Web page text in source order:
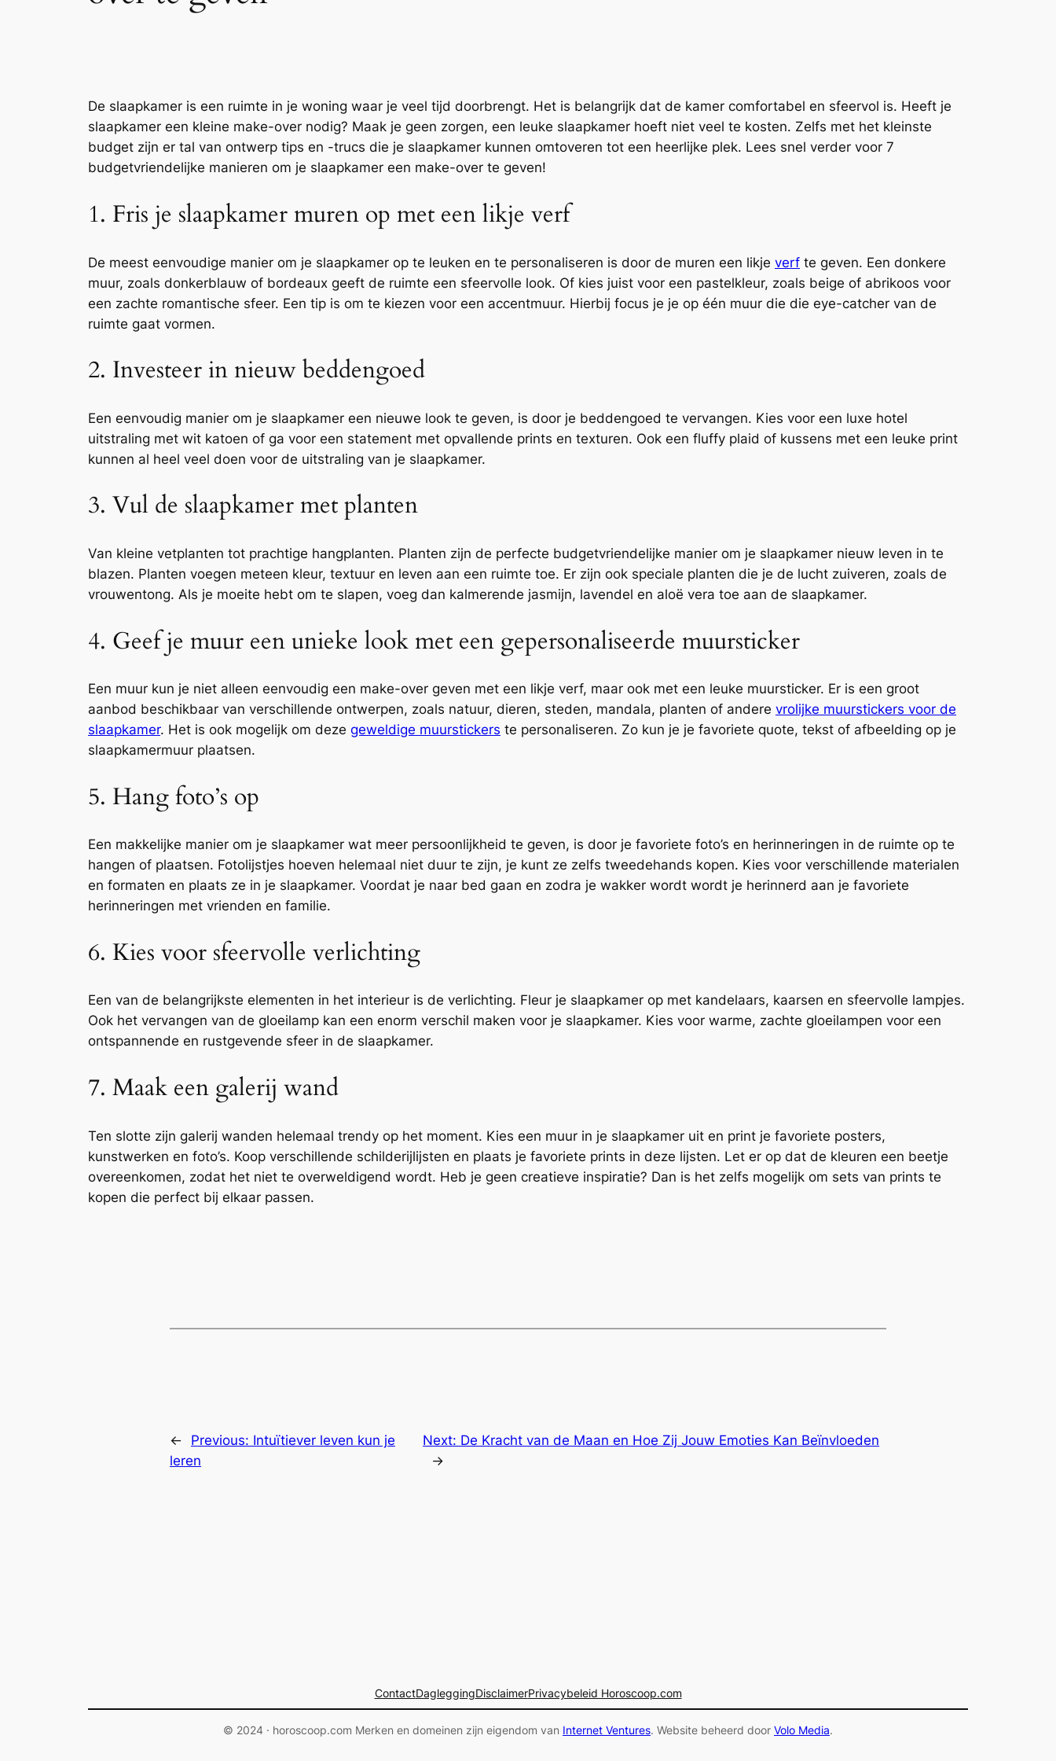
De slaapkamer is een ruimte in je woning waar je veel tijd doorbrengt. Het is belangrijk dat de kamer comfortabel en sfeervol is. Heeft je
slaapkamer een kleine make-over nodig? Maak je geen zorgen, een leuke slaapkamer hoeft niet veel te kosten. Zelfs met het kleinste
budget zijn er tal van ontwerp tips en -trucs die je slaapkamer kunnen omtoveren tot een heerlijke plek. Lees snel verder voor 7
budgetvriendelijke manieren om je slaapkamer een make-over te geven!
1. Fris je slaapkamer muren op met een likje verf
De meest eenvoudige manier om je slaapkamer op te leuken en te personaliseren is door de muren een likje verf te geven. Een donkere
muur, zoals donkerblauw of bordeaux geeft de ruimte een sfeervolle look. Of kies juist voor een pastelkleur, zoals beige of abrikoos voor
een zachte romantische sfeer. Een tip is om te kiezen voor een accentmuur. Hierbij focus je je op één muur die die eye-catcher van de
ruimte gaat vormen.
2. Investeer in nieuw beddengoed
Een eenvoudig manier om je slaapkamer een nieuwe look te geven, is door je beddengoed te vervangen. Kies voor een luxe hotel
uitstraling met wit katoen of ga voor een statement met opvallende prints en texturen. Ook een fluffy plaid of kussens met een leuke print
kunnen al heel veel doen voor de uitstraling van je slaapkamer.
3. Vul de slaapkamer met planten
Van kleine vetplanten tot prachtige hangplanten. Planten zijn de perfecte budgetvriendelijke manier om je slaapkamer nieuw leven in te
blazen. Planten voegen meteen kleur, textuur en leven aan een ruimte toe. Er zijn ook speciale planten die je de lucht zuiveren, zoals de
vrouwentong. Als je moeite hebt om te slapen, voeg dan kalmerende jasmijn, lavendel en aloë vera toe aan de slaapkamer.
4. Geef je muur een unieke look met een gepersonaliseerde muursticker
Een muur kun je niet alleen eenvoudig een make-over geven met een likje verf, maar ook met een leuke muursticker. Er is een groot
aanbod beschikbaar van verschillende ontwerpen, zoals natuur, dieren, steden, mandala, planten of andere vrolijke muurstickers voor de
slaapkamer. Het is ook mogelijk om deze geweldige muurstickers te personaliseren. Zo kun je je favoriete quote, tekst of afbeelding op je
slaapkamermuur plaatsen.
5. Hang foto’s op
Een makkelijke manier om je slaapkamer wat meer persoonlijkheid te geven, is door je favoriete foto’s en herinneringen in de ruimte op te
hangen of plaatsen. Fotolijstjes hoeven helemaal niet duur te zijn, je kunt ze zelfs tweedehands kopen. Kies voor verschillende materialen
en formaten en plaats ze in je slaapkamer. Voordat je naar bed gaan en zodra je wakker wordt wordt je herinnerd aan je favoriete
herinneringen met vrienden en familie.
6. Kies voor sfeervolle verlichting
Een van de belangrijkste elementen in het interieur is de verlichting. Fleur je slaapkamer op met kandelaars, kaarsen en sfeervolle lampjes.
Ook het vervangen van de gloeilamp kan een enorm verschil maken voor je slaapkamer. Kies voor warme, zachte gloeilampen voor een
ontspannende en rustgevende sfeer in de slaapkamer.
7. Maak een galerij wand
Ten slotte zijn galerij wanden helemaal trendy op het moment. Kies een muur in je slaapkamer uit en print je favoriete posters,
kunstwerken en foto’s. Koop verschillende schilderijlijsten en plaats je favoriete prints in deze lijsten. Let er op dat de kleuren een beetje
overeenkomen, zodat het niet te overweldigend wordt. Heb je geen creatieve inspiratie? Dan is het zelfs mogelijk om sets van prints te
kopen die perfect bij elkaar passen.
← Previous: Intuïtiever leven kun je
leren
Next: De Kracht van de Maan en Hoe Zij Jouw Emoties Kan Beïnvloeden
→
ContactDagleggingDisclaimerPrivacybeleid Horoscoop.com
© 2024 · horoscoop.com Merken en domeinen zijn eigendom van Internet Ventures. Website beheerd door Volo Media.